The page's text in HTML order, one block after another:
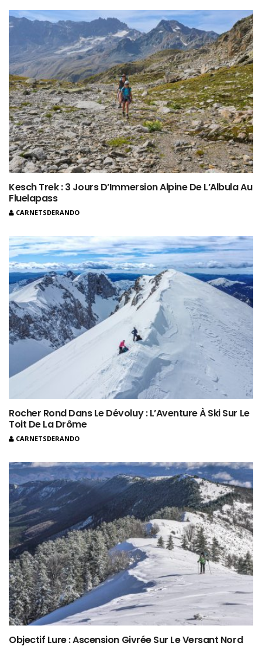
Kesch Trek : 3 Jours D’Immersion Alpine De L’Albula Au
Fluelapass
CARNETSDERANDO
Rocher Rond Dans Le Dévoluy : L’Aventure À Ski Sur Le
Toit De La Drôme
CARNETSDERANDO
Objectif Lure : Ascension Givrée Sur Le Versant Nord